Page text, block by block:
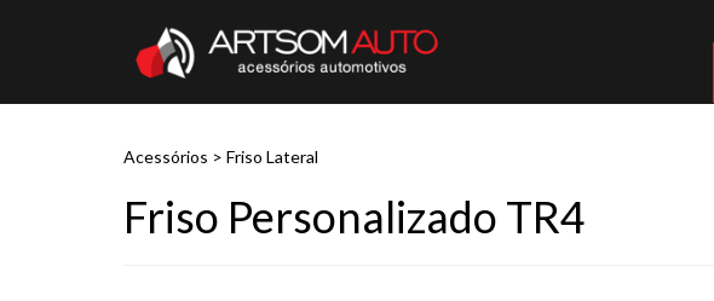
Acessórios > Friso Lateral
Friso Personalizado TR4